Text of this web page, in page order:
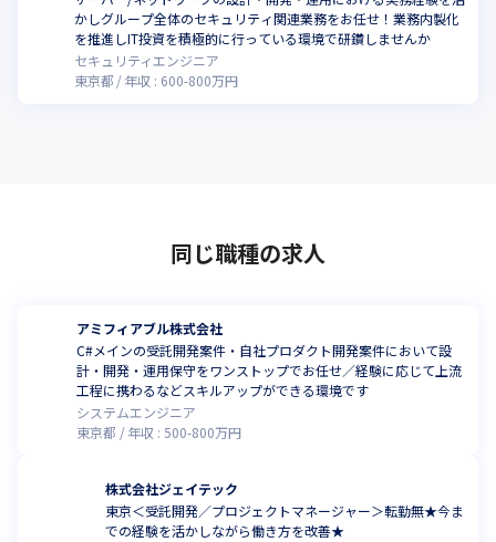
かしグループ全体のセキュリティ関連業務をお任せ！業務内製化
を推進しIT投資を積極的に行っている環境で研鑽しませんか
セキュリティエンジニア
東京都
年収 : 600-800万円
同じ職種の求人
アミフィアブル株式会社
C#メインの受託開発案件・自社プロダクト開発案件において設
計・開発・運用保守をワンストップでお任せ／経験に応じて上流
工程に携わるなどスキルアップができる環境です
システムエンジニア
東京都
年収 :500-800万円
株式会社ジェイテック
東京＜受託開発／プロジェクトマネージャー＞転勤無★今ま
での経験を活かしながら働き方を改善★